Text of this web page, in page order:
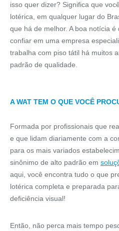
isso quer dizer? Significa que
lotérica, em qualquer lugar do
que há de melhor. A boa notícia
confiar em uma empresa
trabalha com piso tátil há muitos
padrão de qualidade.
A WAT TEM O QUE VOCÊ
Formada por profissionais que
e que lidam diariamente com a
para os mais variados
sinônimo de alto padrão em
aqui, você encontra tudo o que
lotérica completa e preparada
deficiência visual!
Então, não perca mais tempo